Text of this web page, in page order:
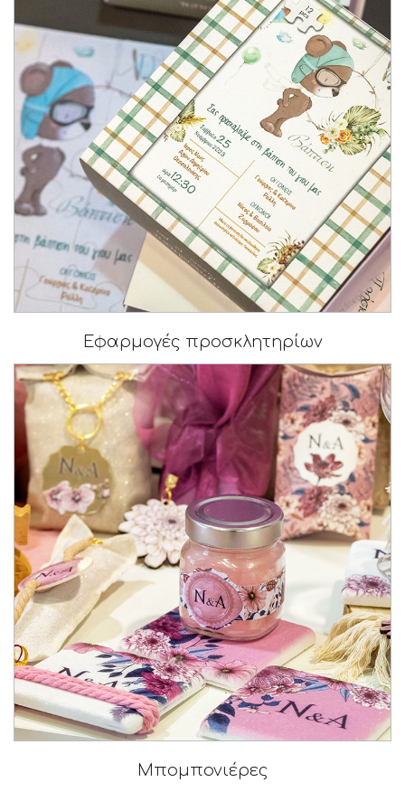
Εφαρμογές προσκλητηρίων
Μπομπονιέρες